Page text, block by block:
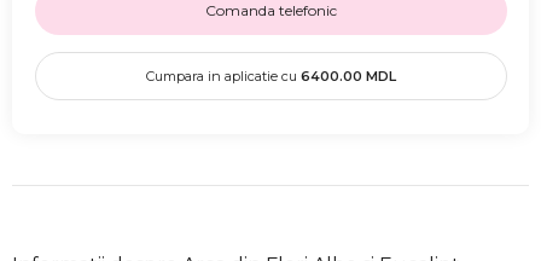
Comanda telefonic
Cumpara in aplicatie cu 6400.00 MDL